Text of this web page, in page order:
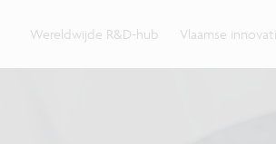
Wereldwijde R&D-hub Vlaamse
bedrijven, overheden en universiteiten.